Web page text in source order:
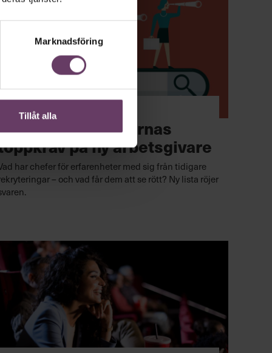
Marknadsföring
Tillåt alla
Karriär
punkter: Chefernas
på ny arbetsgivare
har chefer för erfarenheter med sig från tidigare
– och vad får dem att se rött? Ny lista röjer